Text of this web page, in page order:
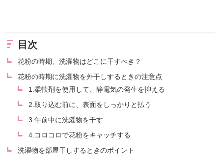
目次
花粉の時期、洗濯物はどこに干すべき？
花粉の時期に洗濯物を外干しするときの注意点
1.柔軟剤を使用して、静電気の発生を抑える
2.取り込む前に、表面をしっかりと払う
3.午前中に洗濯物を干す
4.コロコロで花粉をキャッチする
洗濯物を部屋干しするときのポイント